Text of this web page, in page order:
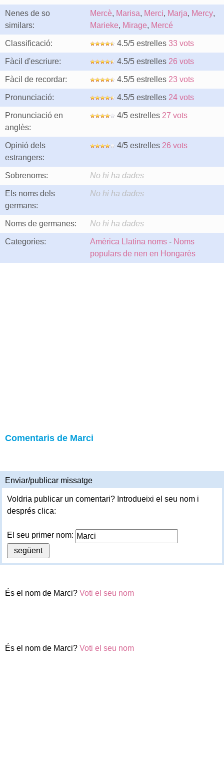
Nenes de so
similars:
Mercè, Marisa, Merci, Marja, Mercy,
Marieke, Mirage, Mercé
Classificació: 4.5/5 estrelles 33 vots
Fàcil d'escriure: 4.5/5 estrelles 26 vots
Fàcil de recordar: 4.5/5 estrelles 23 vots
Pronunciació: 4.5/5 estrelles 24 vots
Pronunciació en
anglès:
4/5 estrelles 27 vots
Opinió dels
estrangers:
4/5 estrelles 26 vots
Sobrenoms: No hi ha dades
Els noms dels
germans:
No hi ha dades
Noms de germanes: No hi ha dades
Categories: Amèrica Llatina noms - Noms
populars de nen en Hongarès
Comentaris de Marci
Enviar/publicar missatge
Voldria publicar un comentari? Introdueixi el seu nom i
després clica:
El seu primer nom:
És el nom de Marci? Voti el seu nom
És el nom de Marci? Voti el seu nom